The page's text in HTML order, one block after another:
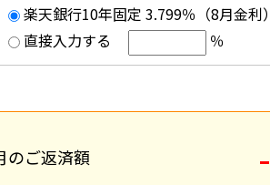
楽天銀行10年固定 3.799％（8月金利）
直接入力する
％
のご返済額 -